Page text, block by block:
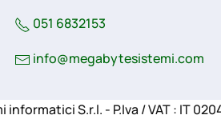
051 6832153
info@megabytesistemi.com
S.r.l. - P.Iva / VAT : IT